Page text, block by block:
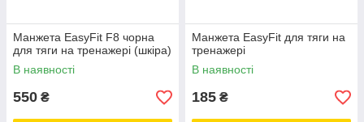
Манжета EasyFit F8 чорна
для тяги на тренажері (шкіра)
В наявності
550 ₴
Манжета EasyFit для тяги на
тренажері
В наявності
185 ₴